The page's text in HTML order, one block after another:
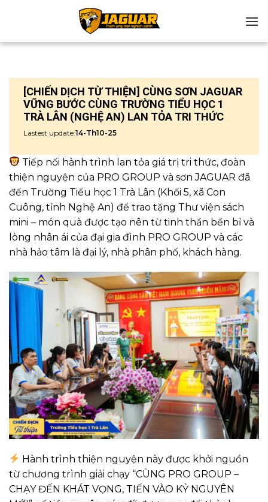
[CHIẾN DỊCH TỪ THIỆN] CÙNG SƠN JAGUAR
VỮNG BƯỚC CÙNG TRƯỜNG TIỂU HỌC 1
TRÀ LÂN (NGHỆ AN) LAN TỎA TRI THỨC
Lastest update:14-Th10-25
Tiếp nối hành trình lan tỏa giá trị tri thức, đoàn
thiện nguyện của PRO GROUP và sơn JAGUAR đã
đến Trường Tiểu học 1 Trà Lân (Khối 5, xã Con
Cuông, tỉnh Nghệ An) để trao tặng Thư viện sách
mini – món quà được tạo nên từ tinh thần bền bỉ và
lòng nhân ái của đại gia đình PRO GROUP và các
nhà hảo tâm là đại lý, nhà phân phố, khách hàng.
Hành trình thiện nguyện này được khởi nguồn
từ chương trình giải chạy “CÙNG PRO GROUP –
CHẠY ĐẾN KHÁT VỌNG, TIẾN VÀO KỶ NGUYÊN